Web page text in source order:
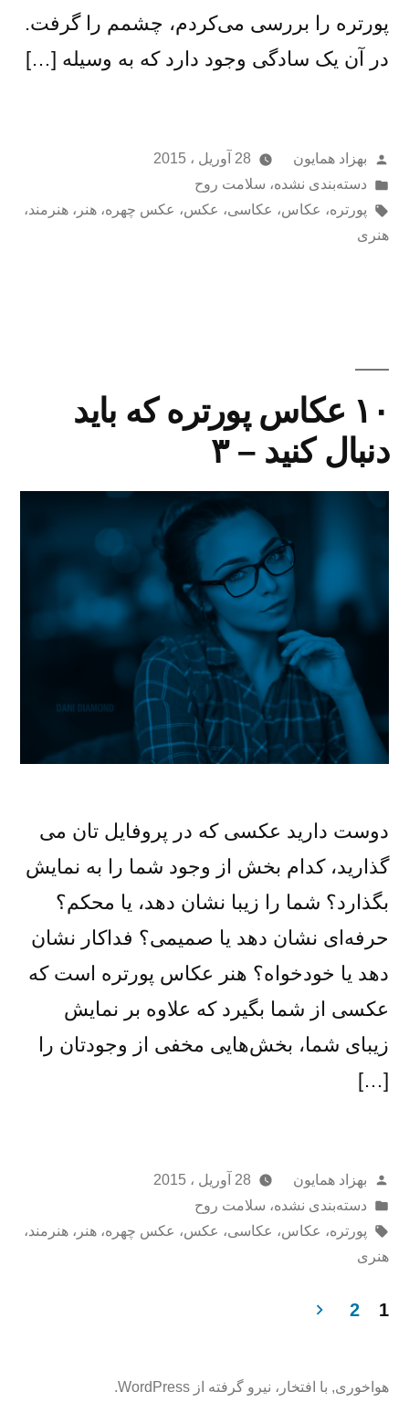
پورتره را بررسی می‌کردم، چشمم را گرفت.
در آن یک سادگی وجود دارد که به وسیله […]
از
بهزاد همایون
28 آوریل ، 2015
ارسال
شده
در
دسته‌بندی نشده، سلامت روح
برچسب‌ها:
پورتره، عکاس، عکاسی، عکس، عکس چهره، هنر ، هنرمند،
هنری
۱۰ عکاس پورتره که باید
دنبال کنید – ۳
دوست دارید عکسی که در پروفایل تان می
گذارید، کدام بخش از وجود شما را به نمایش
بگذارد؟ شما را زیبا نشان دهد، یا محکم؟
حرفه‌ای نشان دهد یا صمیمی؟ فداکار نشان
دهد یا خودخواه؟ هنر عکاس پورتره است که
عکسی از شما بگیرد که علاوه بر نمایش
زیبای شما، بخش‌هایی مخفی از وجودتان را
[…]
از
بهزاد همایون
28 آوریل ، 2015
ارسال
شده
در
دسته‌بندی نشده، سلامت روح
برچسب‌ها:
پورتره، عکاس، عکاسی، عکس، عکس چهره، هنر ، هنرمند،
هنری
نوشته‌ها
1
2
هواخوری, با افتخار، نیرو گرفته از WordPress.